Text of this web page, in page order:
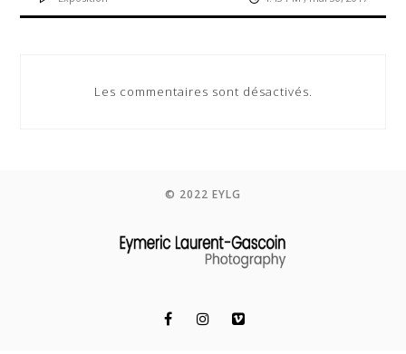
Les commentaires sont désactivés.
© 2022 EYLG